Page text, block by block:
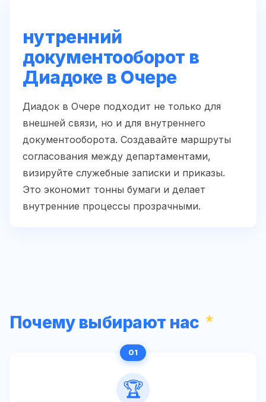
нутренний
документооборот в
Диадоке в Очере
Диадок в Очере подходит не только для
внешней связи, но и для внутреннего
документооборота. Создавайте маршруты
согласования между департаментами,
визируйте служебные записки и приказы.
Это экономит тонны бумаги и делает
внутренние процессы прозрачными.
Почему выбирают нас
🏆